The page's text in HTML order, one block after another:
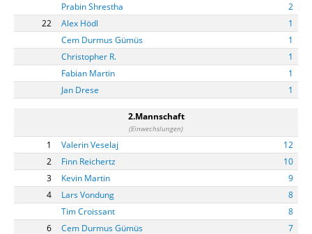
Prabin Shrestha
2
22
Alex Hödl
1
Cem Durmus Gümüs
1
Christopher R.
1
Fabian Martin
1
Jan Drese
1
2.Mannschaft
(Einwechslungen)
1 Valerin Veselaj
12
2
Finn Reichertz
10
3
Kevin Martin
9
4
Lars Vondung
8
Tim Croissant
8
6
Cem Durmus Gümüs
7